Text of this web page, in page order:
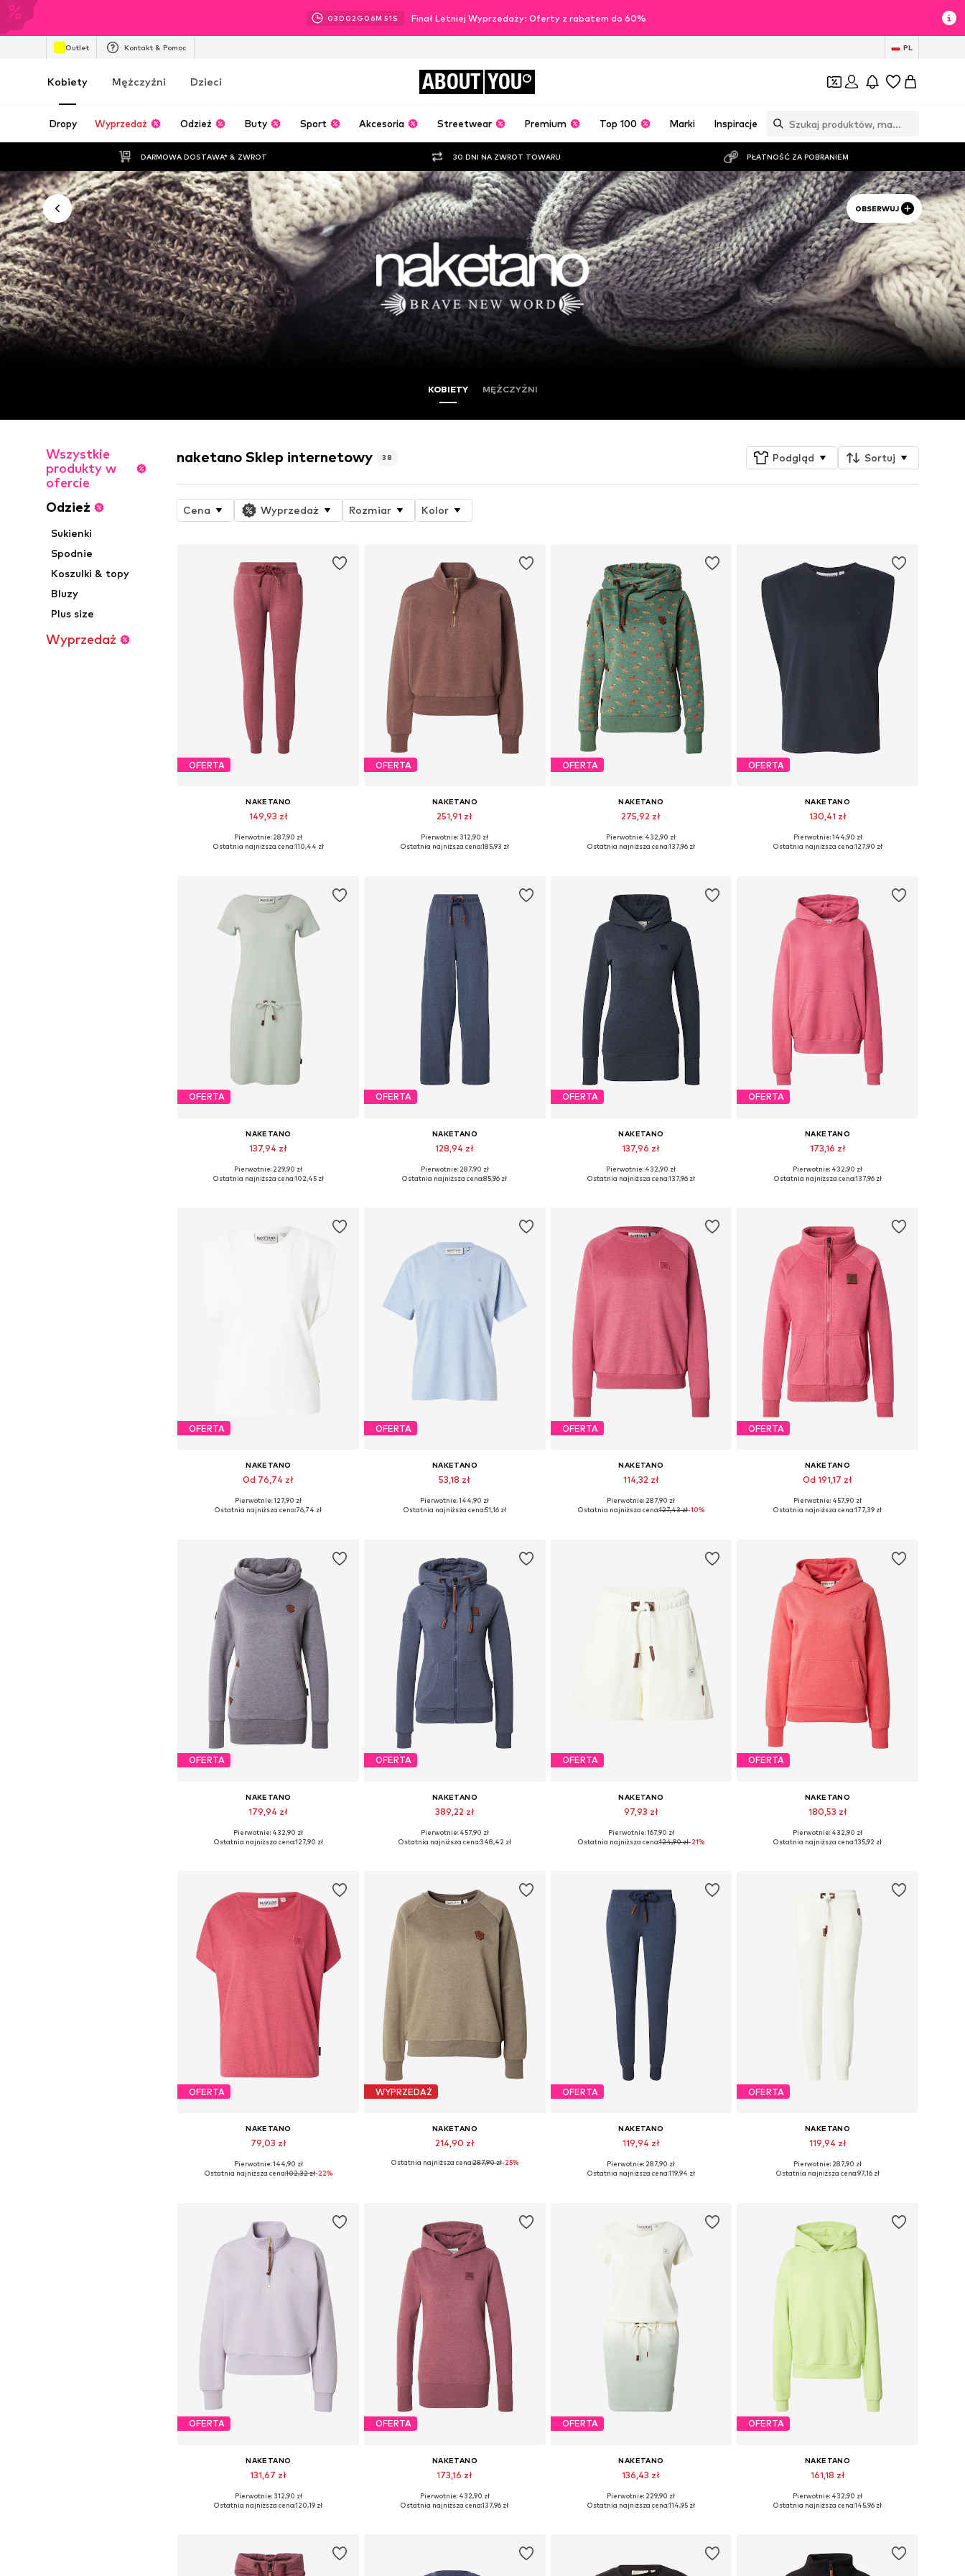
03D 02 G 06M 48S Finał Letniej Wyprzedaży: Oferty z rabatem do 60%
Outlet Kontakt & Pomoc PL
Kobiety Mężczyźni Dzieci ABOUT YOU
Dropy Wyprzedaż Odzież Buty Sport Akcesoria Streetwear Premium Top 100 Marki Inspiracje
DARMOWA DOSTAWA* & ZWROT 30 DNI NA ZWROT TOWARU PŁATNOŚĆ ZA POBRANIEM
OBSERWUJ
KOBIETY MĘŻCZYŹNI
Wszystkie
produkty w
ofercie
Odzież
Sukienki
Spodnie
Koszulki & topy
Bluzy
Plus size
Wyprzedaż
naketano Sklep internetowy 38 Podgląd Sortuj
Cena Wyprzedaż Rozmiar Kolor
OFERTA
NAKETANO
149,93 zł
Dostępne rozmiary: 34, 36, 38, 40, 42
Pierwotnie: 287,90 zł
Ostatnia najniższa cena:110,44 zł
OFERTA
NAKETANO
251,91 zł
Dostępne rozmiary: XS, S, M, L, XL
Pierwotnie: 312,90 zł
Ostatnia najniższa cena:185,93 zł
OFERTA
NAKETANO
275,92 zł
Dostępne rozmiary: XS, S, M, L
Pierwotnie: 432,90 zł
Ostatnia najniższa cena:137,96 zł
OFERTA
NAKETANO
130,41 zł
Dostępne rozmiary: XS, S, M, L, XXL
Pierwotnie: 144,90 zł
Ostatnia najniższa cena:127,90 zł
OFERTA
NAKETANO
137,94 zł
Dostępne rozmiary: 36, 38, 40, 42, 44
Pierwotnie: 229,90 zł
Ostatnia najniższa cena:102,45 zł
OFERTA
NAKETANO
128,94 zł
Dostępne rozmiary: 36, 38, 40, 42, 44
Pierwotnie: 287,90 zł
Ostatnia najniższa cena:85,96 zł
OFERTA
NAKETANO
137,96 zł
Dostępne rozmiary: XS, S, M, L
Pierwotnie: 432,90 zł
Ostatnia najniższa cena:137,96 zł
OFERTA
NAKETANO
173,16 zł
Dostępne rozmiary: S, M, L
Pierwotnie: 432,90 zł
Ostatnia najniższa cena:137,96 zł
OFERTA
NAKETANO
Od 76,74 zł
Dostępne rozmiary: XS, S, M, L, XL, XXL
Pierwotnie: 127,90 zł
Ostatnia najniższa cena:76,74 zł
OFERTA
NAKETANO
53,18 zł
Dostępne rozmiary: S, L, XL, XXL
Pierwotnie: 144,90 zł
Ostatnia najniższa cena:51,16 zł
OFERTA
NAKETANO
114,32 zł
Dostępne rozmiary: S, M
Pierwotnie: 287,90 zł
Ostatnia najniższa cena:127,43 zł-10%
OFERTA
NAKETANO
Od 191,17 zł
Dostępne rozmiary: XS, S
Pierwotnie: 457,90 zł
Ostatnia najniższa cena:177,39 zł
OFERTA
NAKETANO
179,94 zł
Dostępne rozmiary: XS, S, M
Pierwotnie: 432,90 zł
Ostatnia najniższa cena:127,90 zł
OFERTA
NAKETANO
389,22 zł
Dostępne rozmiary: XS, S
Pierwotnie: 457,90 zł
Ostatnia najniższa cena:348,42 zł
OFERTA
NAKETANO
97,93 zł
Dostępne rozmiary: 34, 36
Pierwotnie: 167,90 zł
Ostatnia najniższa cena:124,90 zł-21%
OFERTA
NAKETANO
180,53 zł
Dostępne rozmiary: XS, S
Pierwotnie: 432,90 zł
Ostatnia najniższa cena:135,92 zł
OFERTA
NAKETANO
79,03 zł
+1
Dostępne rozmiary: S
Pierwotnie: 144,90 zł
Ostatnia najniższa cena:102,32 zł-22%
WYPRZEDAŻ
NAKETANO
214,90 zł
Dostępne rozmiary: M
Ostatnia najniższa cena:287,90 zł-25%
OFERTA
NAKETANO
119,94 zł
Dostępne rozmiary: 34, 36, 38, 40, 42, 44
Pierwotnie: 287,90 zł
Ostatnia najniższa cena:119,94 zł
OFERTA
NAKETANO
119,94 zł
Dostępne rozmiary: 34, 36, 38, 40, 42, 44
Pierwotnie: 287,90 zł
Ostatnia najniższa cena:97,16 zł
OFERTA
NAKETANO
131,67 zł
Dostępne rozmiary: XS, S, M, L, XL
Pierwotnie: 312,90 zł
Ostatnia najniższa cena:120,19 zł
OFERTA
NAKETANO
173,16 zł
Dostępne rozmiary: XS, S, M, L, XL
Pierwotnie: 432,90 zł
Ostatnia najniższa cena:137,96 zł
OFERTA
NAKETANO
136,43 zł
Dostępne rozmiary: 36, 38, 40
Pierwotnie: 229,90 zł
Ostatnia najniższa cena:114,95 zł
OFERTA
NAKETANO
161,18 zł
Dostępne rozmiary: M, L, XL
Pierwotnie: 432,90 zł
Ostatnia najniższa cena:145,96 zł